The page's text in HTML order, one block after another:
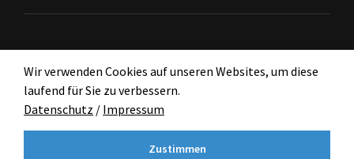
Wir verwenden Cookies auf unseren Websites, um diese
laufend für Sie zu verbessern.
Datenschutz / Impressum
Zustimmen